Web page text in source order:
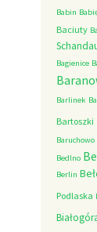
Babin
Baciuty
Bagienice
Barlinek
Bartoszki
Baruchowo
Bedlno
Berlin
Podlaska